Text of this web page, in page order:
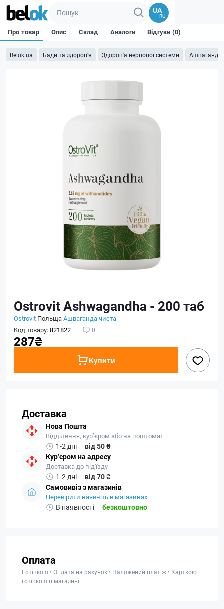
UA
RU
Belok.ua Бади та здоров'я Здоров'я нервової системи Ашваганда
Про товар Опис Склад Аналоги Відгуки (0)
Ostrovit Ashwagandha - 200 таб
Ostrovit ПольщаАшваганда чиста
Код товару:821822 0
287₴
Купити
Доставка
Нова Пошта
Відділення, кур’єром або на поштомат
1-2 дні
від 50 ₴
Кур’єром на адресу
Доставка до під'їзду
1-2 дні
від 70 ₴
Самовивіз з магазинів
Перевірити наявніть в магазинах
В наявності безкоштовно
Оплата
Готівкою • Оплата на рахунок • Наложений платіж • Карткою і
готівкою в магазині